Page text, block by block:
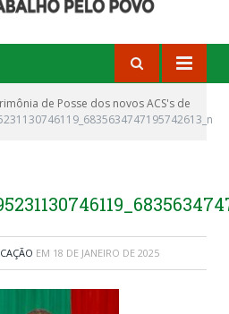
de Posse dos novos ACS's de
EM 18 DE JANEIRO DE 2025